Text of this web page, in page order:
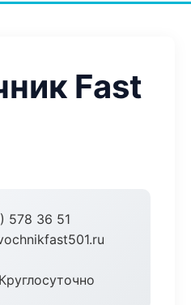
Fast
578 36 51
Круглосуточно